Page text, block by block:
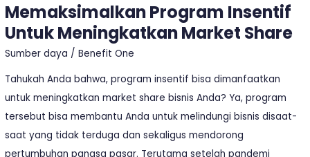
Memaksimalkan Program Insentif
Untuk Meningkatkan Market Share
Sumber daya /Benefit One
Tahukah Anda bahwa, program insentif bisa dimanfaatkan
untuk meningkatkan market share bisnis Anda? Ya, program
tersebut bisa membantu Anda untuk melindungi bisnis disaat-
saat yang tidak terduga dan sekaligus mendorong
pertumbuhan pangsa pasar. Terutama setelah pandemi